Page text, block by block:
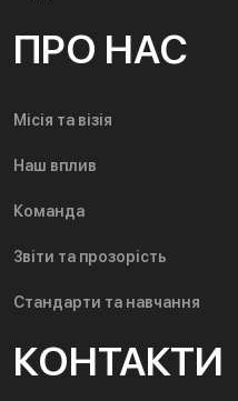
ПРО НАС
Місія та візія
Наш вплив
Команда
Звіти та прозорість
Стандарти та навчання
КОНТАКТИ